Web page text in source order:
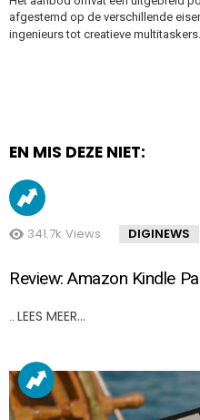
afgestemd op de verschillende
ingenieurs tot creatieve multitaskers.
EN MIS DEZE NIET:
341.7k Views DIGINEWS
Review: Amazon Kindle
.. LEES MEER…